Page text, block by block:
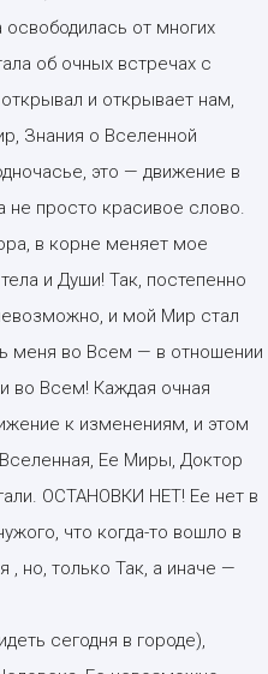
от многих
об очных встречах с
и открывает нам,
Знания о Вселенной
это — движение в
не просто красивое слово.
в корне меняет мое
и Души! Так, постепенно
и мой Мир стал
меня во Всем — в отношении
во Всем! Каждая очная
к изменениям, и этом
Ее Миры, Доктор
ОСТАНОВКИ НЕТ! Ее нет в
что когда-то вошло в
, но, только Так, а иначе —
сегодня в городе),